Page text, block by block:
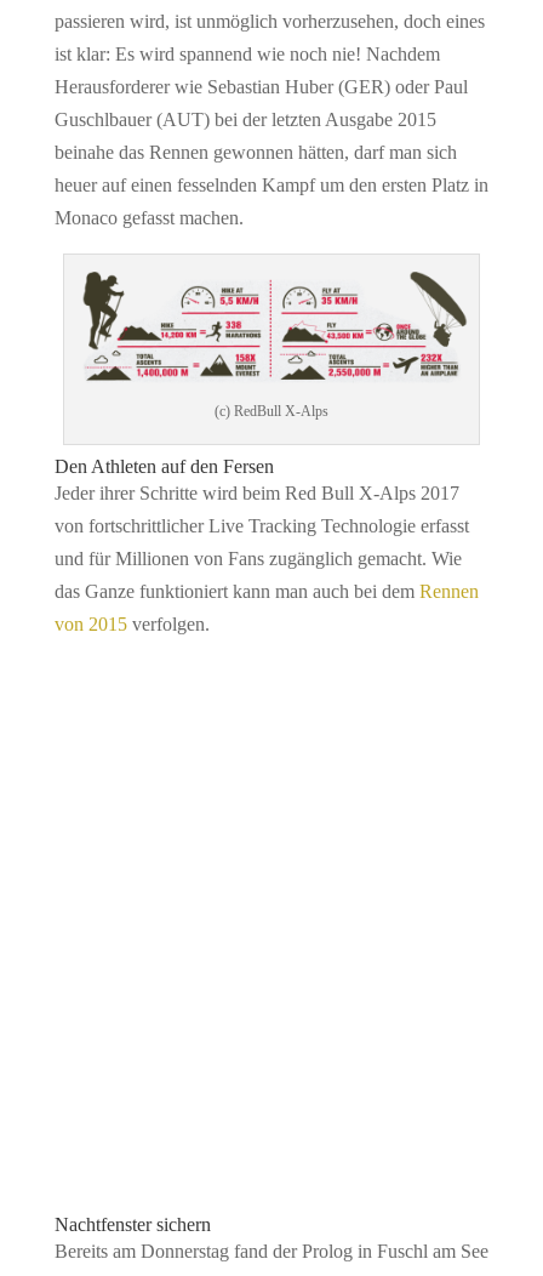
passieren wird, ist unmöglich vorherzusehen, doch eines
ist klar: Es wird spannend wie noch nie! Nachdem
Herausforderer wie Sebastian Huber (GER) oder Paul
Guschlbauer (AUT) bei der letzten Ausgabe 2015
beinahe das Rennen gewonnen hätten, darf man sich
heuer auf einen fesselnden Kampf um den ersten Platz in
Monaco gefasst machen.
(c) RedBull X-Alps
Den Athleten auf den Fersen
Jeder ihrer Schritte wird beim Red Bull X-Alps 2017
von fortschrittlicher Live Tracking Technologie erfasst
und für Millionen von Fans zugänglich gemacht. Wie
das Ganze funktioniert kann man auch bei dem Rennen
von 2015verfolgen.
Nachtfenster sichern
Bereits am Donnerstag fand der Prolog in Fuschl am See